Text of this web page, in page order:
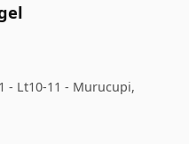
- Lt10-11 - Murucupi,